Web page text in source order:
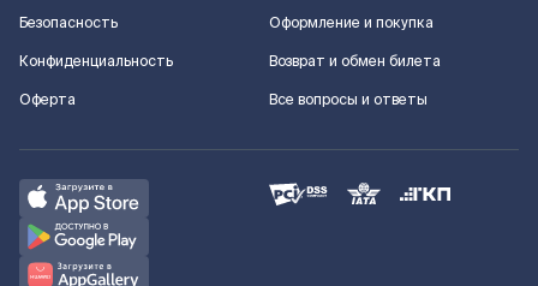
Безопасность
Конфиденциальность
Оферта
Оформление и покупка
Возврат и обмен билета
Все вопросы и ответы